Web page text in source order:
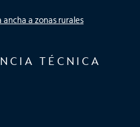
a zonas rurales
TÉCNICA